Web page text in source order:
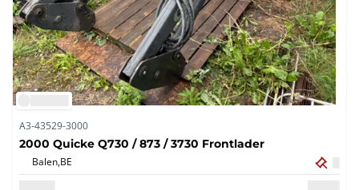
A3-43529-3000
2000 Quicke Q730 / 873 / 3730 Frontlader
Balen,BE